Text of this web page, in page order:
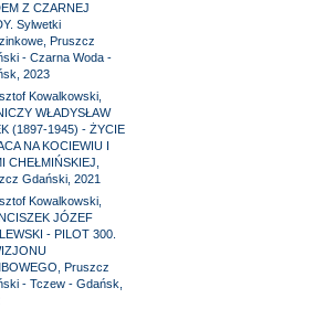
Z CZARNEJ
Sylwetki
Pruszcz
- Czarna Woda -
2023
Kowalkowski,
WŁADYSŁAW
(1897-1945) - ŻYCIE
NA KOCIEWIU I
CHEŁMIŃSKIEJ,
Gdański, 2021
Kowalkowski,
JÓZEF
- PILOT 300.
Pruszcz
- Tczew - Gdańsk,